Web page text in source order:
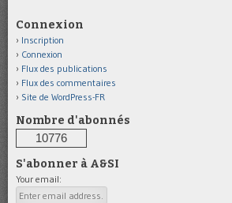
Connexion
Inscription
Connexion
Flux des publications
Flux des commentaires
Site de WordPress-FR
Nombre d'abonnés
10776
S'abonner à A&SI
Your email: